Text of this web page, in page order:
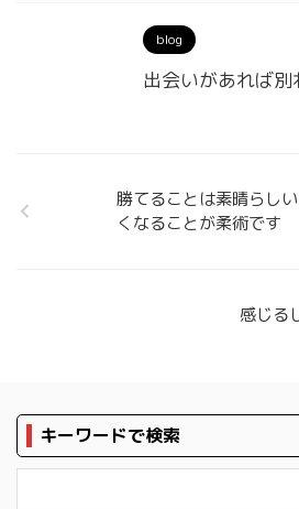
blog
出会いがあれば
勝てることは素晴らし
くなることが柔術です
感じる
キーワードで検索